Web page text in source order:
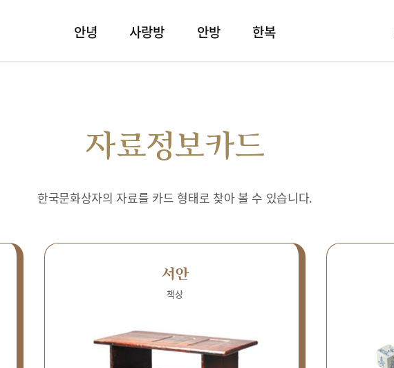
안녕 사랑방 안방 한복
자료정보카드
한국문화상자의 자료를 카드 형태로 찾아 볼 수 있습니다.
서안
책상